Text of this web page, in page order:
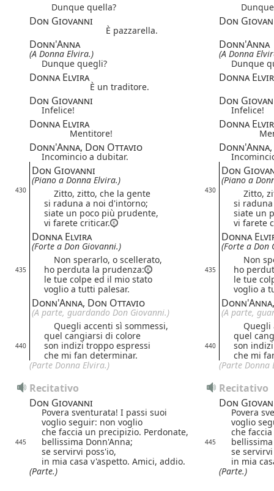
Dunque quella?
Dunque
Don Giovanni Don
È pazzarella.
Donn'Anna Donn'Anna
(A Donna Elvira.)
(A Donna
Dunque quegli?
Dunque
Donna Elvira Donna
È un traditore.
Don Giovanni Don
Infelice! Infelice!
Donna Elvira Donna
Mentitore!
Donn'Anna, Don Ottavio
Incomincio a dubitar.
Don Giovanni Don
(Piano a Donna Elvira.) (Piano a
430 Zitto, zitto, che la gente 430
Zitto,
si raduna a noi d'intorno;
si
siate un poco più prudente,
siate un
vi farete criticar.
vi farete
Donna Elvira Donna
(Forte a Don Giovanni.)
(Forte a Don
Non sperarlo, o scellerato,
Non
435 ho perduta la prudenza: 435
ho
le tue colpe ed il mio stato
le tue
voglio a tutti palesar.
voglio a
Donn'Anna, Don Ottavio
(A parte, guardando Don Giovanni.)
(A parte,
Quegli accenti sì sommessi,
Quegli
quel cangiarsi di colore
quel
440 son indizi troppo espressi 440
son
che mi fan determinar.
che mi
(Parte Donna Elvira.)
(Parte Donna
Recitativo
Recitativo
Don Giovanni
Don
Povera sventurata! I passi suoi
Povera
voglio seguir: non voglio
voglio
che faccia un precipizio. Perdonate,
che
445 bellissima Donn'Anna; 445
se servirvi poss'io,
se
in mia casa v'aspetto. Amici, addio.
in mia
(Parte.)
(Parte.)